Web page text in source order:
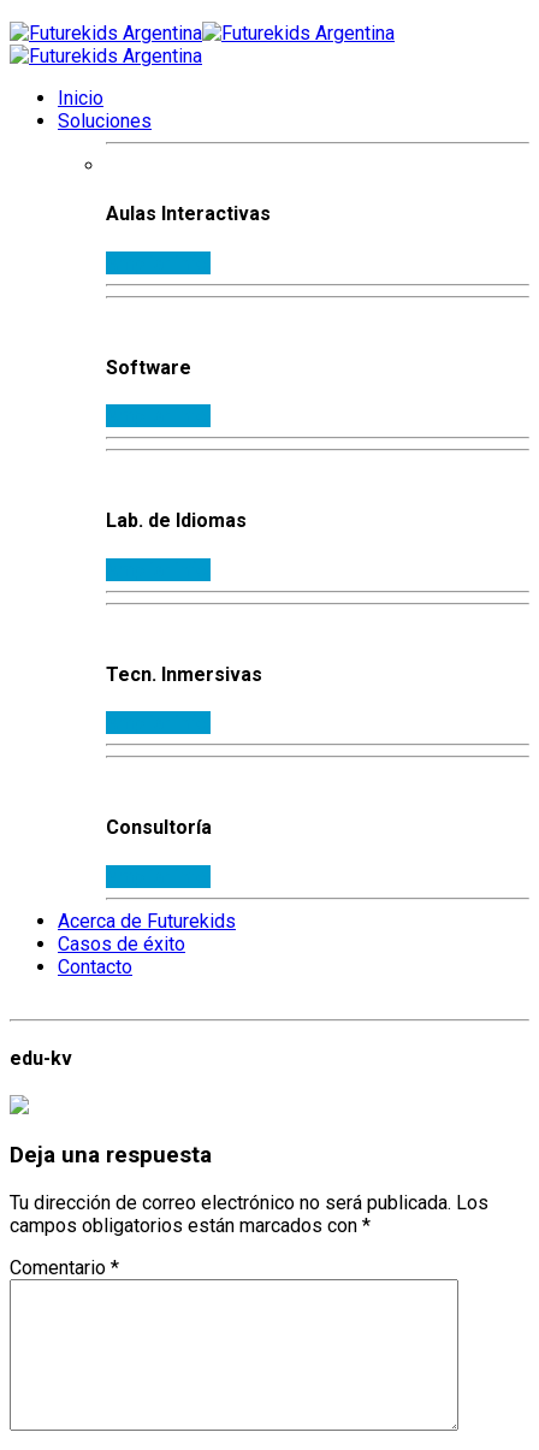
Inicio
Soluciones
Aulas Interactivas
Software
Lab. de Idiomas
Tecn. Inmersivas
Consultoría
Acerca de Futurekids
Casos de éxito
Contacto
edu-kv
Deja una respuesta
Tu dirección de correo electrónico no será publicada. Los
campos obligatorios están marcados con *
Comentario *